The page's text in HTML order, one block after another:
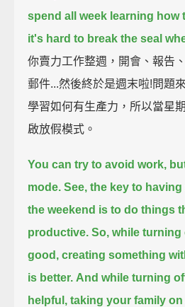
spend all week learning how
it's hard to break the seal
你賣力工作整週，開會、報告
郵件...然後終於是週末啦!問題
學習如何有生產力，所以當星
啟放假模式。
You can try to avoid work,
mode. See, the key to
the weekend is to do things
productive. So, while
good, creating something
is better. And while turning
helpful, taking your family